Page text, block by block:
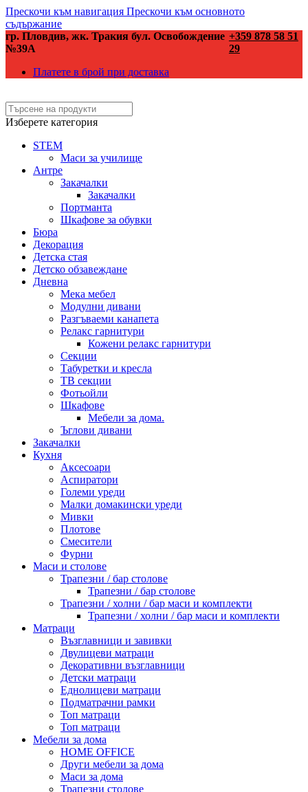
Прескочи към навигация Прескочи към основното
съдържание
гр. Пловдив, жк. Тракия бул. Освобождение
№39А
+359 878 58 51
29
Платете в брой при доставка
Изберете категория
STEM
Маси за училище
Антре
Закачалки
Закачалки
Портманта
Шкафове за обувки
Бюра
Декорация
Детска стая
Детско обзавеждане
Дневна
Мека мебел
Модулни дивани
Разгъваеми канапета
Релакс гарнитури
Кожени релакс гарнитури
Секции
Табуретки и кресла
ТВ секции
Фотьойли
Шкафове
Мебели за дома.
Ъглови дивани
Закачалки
Кухня
Аксесоари
Аспиратори
Големи уреди
Малки домакински уреди
Мивки
Плотове
Смесители
Фурни
Маси и столове
Трапезни / бар столове
Трапезни / бар столове
Трапезни / холни / бар маси и комплекти
Трапезни / холни / бар маси и комплекти
Матраци
Възглавници и завивки
Двулицеви матраци
Декоративни възглавници
Детски матраци
Еднолицеви матраци
Подматрачни рамки
Топ матраци
Топ матраци
Мебели за дома
HOME OFFICE
Други мебели за дома
Маси за дома
Трапезни столове